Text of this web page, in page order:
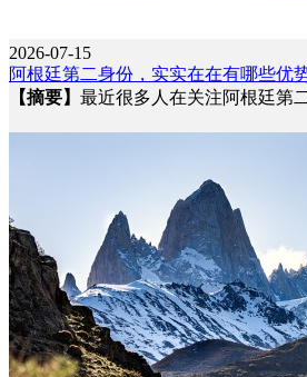
2026-07-15
阿根廷第二身份，实实在在有哪些优
【摘要】 最近很多人在关注阿根廷第